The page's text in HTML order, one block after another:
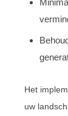
Het
uw